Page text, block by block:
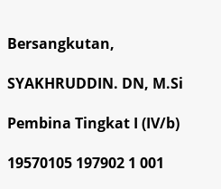
Bersangkutan,
Drs.
SYAKHRUDDIN. DN, M.Si
Pembina Tingkat I (IV/b)
N I
19570105 197902 1 001